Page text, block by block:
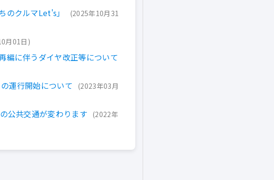
のクルマLet's」
2025年10月31
月01日
編に伴うダイヤ改正等について
運行開始について
2023年03月
公共交通が変わります
2022年